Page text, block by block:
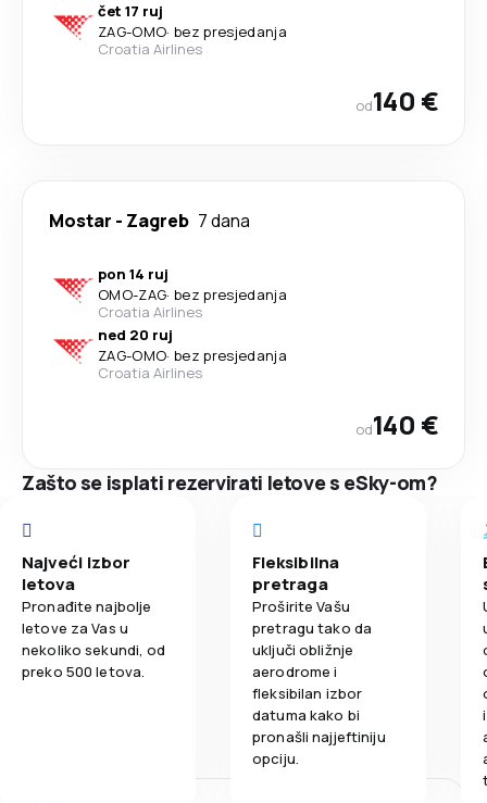
čet 17 ruj
ZAG-OMO· bez presjedanja
Croatia Airlines
od140 €
Mostar - Zagreb 7 dana
pon 14 ruj
OMO-ZAG· bez presjedanja
Croatia Airlines
ned 20 ruj
ZAG-OMO· bez presjedanja
Croatia Airlines
od140 €
Zašto se isplati rezervirati letove s eSky-om?
Najveći izbor
letova
Pronađite najbolje
letove za Vas u
nekoliko sekundi, od
preko 500 letova.
Fleksibilna
pretraga
Proširite Vašu
pretragu tako da
uključi obližnje
aerodrome i
fleksibilan izbor
datuma kako bi
pronašli najjeftiniju
opciju.